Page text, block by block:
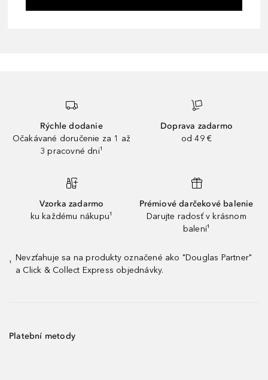
Rýchle dodanie
Očakávané doručenie za 1 až
3 pracovné dni¹
Doprava zadarmo
od 49 €
Vzorka zadarmo
ku každému nákupu¹
Prémiové darčekové balenie
Darujte radosť v krásnom
balení¹
¹
Nevzťahuje sa na produkty označené ako "Douglas Partner"
a Click & Collect Express objednávky.
Platební metody